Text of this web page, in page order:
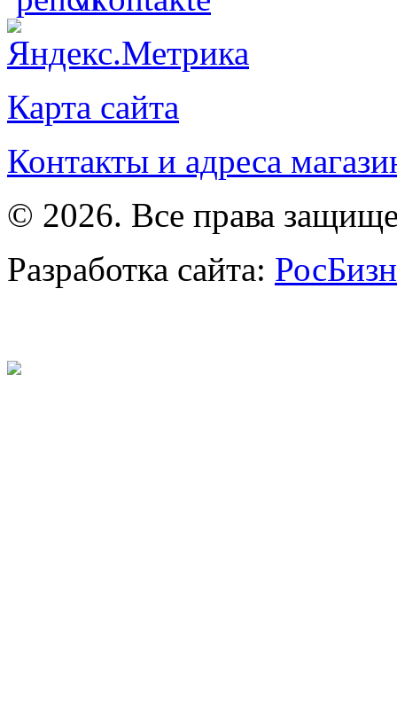
Карта сайта
Контакты и адреса
© 2026. Все права
Разработка сайта: